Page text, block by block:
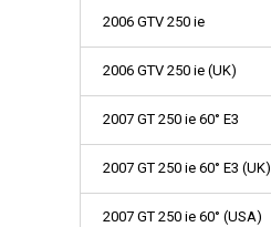
2006 GTV 250 ie
2006 GTV 250 ie (UK)
2007 GT 250 ie 60° E3
2007 GT 250 ie 60° E3 (UK)
2007 GT 250 ie 60° (USA)